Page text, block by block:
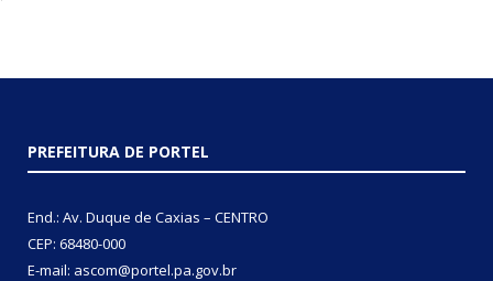
PREFEITURA DE PORTEL
End.: Av. Duque de Caxias – CENTRO
CEP: 68480-000
E-mail: ascom@portel.pa.gov.br